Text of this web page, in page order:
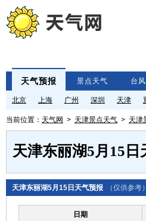
天气预报 景点天气 台
北京 上海 广州 深圳 天津
当前位置： 天气网 > 天津景点天气 > 天津
天津东丽湖5月15日
天津东丽湖5月15日天气预报 （仅供参考）
日期